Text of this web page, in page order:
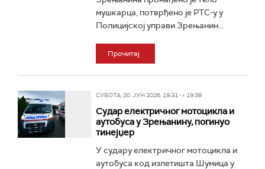
мушкарца, потврђено је РТС-у у
Полицијској управи Зрењанин...
Прочитај
СУБОТА, 20. ЈУН 2026, 19:31 -> 19:38
Судар електричног мотоцикла и
аутобуса у Зрењанину, погинуо
тинејџер
У судару електричног мотоцикла и
аутобуса код излетишта Шумица у